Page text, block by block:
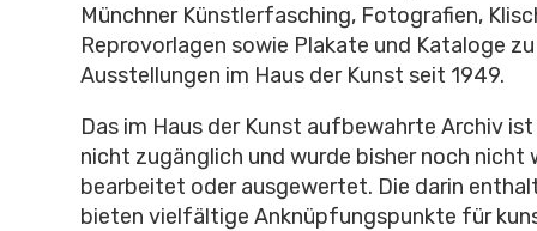
Münchner Künstlerfasching, Fotografien,
Reprovorlagen sowie Plakate und Kataloge
Ausstellungen im Haus der Kunst seit 1949.
Das im Haus der Kunst aufbewahrte Archiv
nicht zugänglich und wurde bisher noch
bearbeitet oder ausgewertet. Die darin
bieten vielfältige Anknüpfungspunkte für